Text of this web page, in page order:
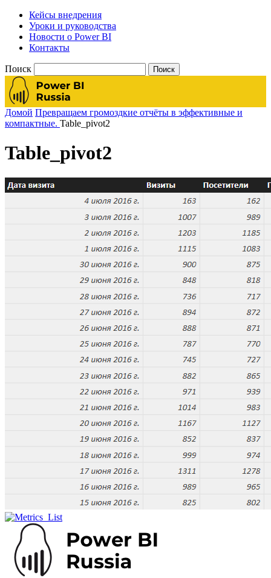
Кейсы внедрения
Уроки и руководства
Новости о Power BI
Контакты
Поиск
Домой Превращаем громоздкие отчёты в эффективные и
компактные. Table_pivot2
Table_pivot2